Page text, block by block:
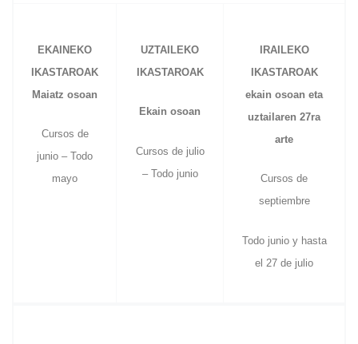
EKAINEKO
IKASTAROAK
Maiatz osoan
Cursos de
junio – Todo
mayo
UZTAILEKO
IKASTAROAK
Ekain osoan
Cursos de julio
– Todo junio
IRAILEKO
IKASTAROAK
ekain osoan eta
uztailaren 27ra
arte
Cursos de
septiembre
Todo junio y hasta
el 27 de julio